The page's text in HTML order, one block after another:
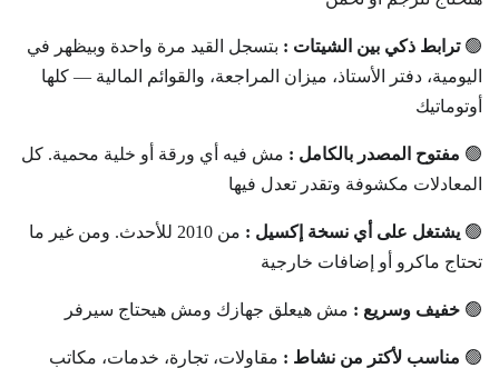
🟢ترابط ذكي بين الشيتات : بتسجل القيد مرة واحدة وبيظهر في
اليومية، دفتر الأستاذ، ميزان المراجعة، والقوائم المالية — كلها
أوتوماتيك
🟢 مفتوح المصدر بالكامل : مش فيه أي ورقة أو خلية محمية. كل
المعادلات مكشوفة وتقدر تعدل فيها
🟢 يشتغل على أي نسخة إكسيل :
من 2010 للأحدث. ومن غير ما
تحتاج ماكرو أو إضافات خارجية
🟢 خفيف وسريع : مش هيعلق جهازك ومش هيحتاج سيرفر
🟢 مناسب لأكتر من نشاط : مقاولات، تجارة، خدمات، مكاتب